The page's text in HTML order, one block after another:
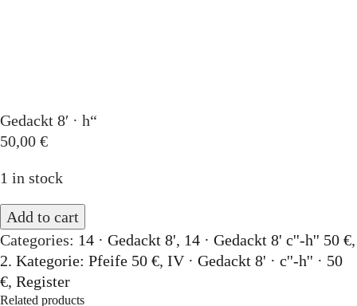
Orgelherbst 2023
Gedackt 8′ · h“
50,00 €
1 in stock
Add to cart
Categories: 14 · Gedackt 8', 14 · Gedackt 8' c''-h'' 50 €,
2. Kategorie: Pfeife 50 €, IV · Gedackt 8' · c''-h'' · 50
€, Register
Related products